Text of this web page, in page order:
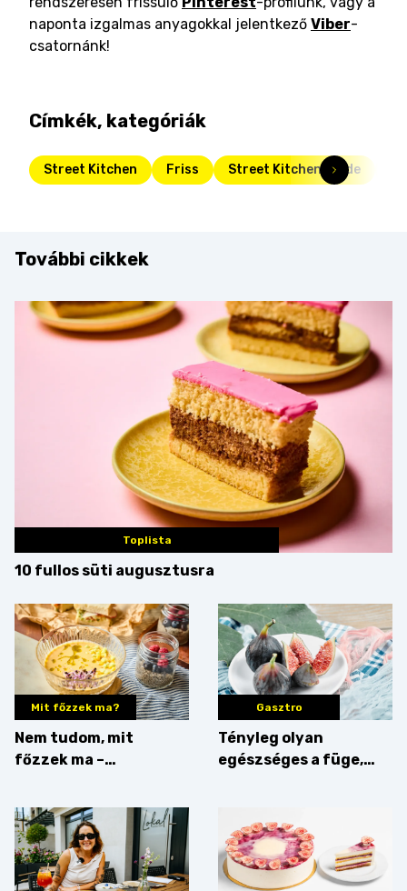
naponta izgalmas anyagokkal jelentkező Viber-
csatornánk!
Címkék, kategóriák
Street Kitchen Friss Street Kitchen Guide
További cikkek
Toplista
10 fullos süti augusztusra
Mit főzzek ma?
Nem tudom, mit
főzzek ma –
Gasztro
Tényleg olyan
egészséges a füge,